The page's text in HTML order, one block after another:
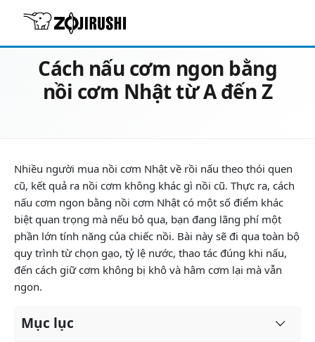
Cách nấu cơm ngon bằng
nồi cơm Nhật từ A đến Z
Nhiều người mua nồi cơm Nhật về rồi nấu theo thói quen
cũ, kết quả ra nồi cơm không khác gì nồi cũ. Thực ra, cách
nấu cơm ngon bằng nồi cơm Nhật có một số điểm khác
biệt quan trọng mà nếu bỏ qua, bạn đang lãng phí một
phần lớn tính năng của chiếc nồi. Bài này sẽ đi qua toàn bộ
quy trình từ chọn gạo, tỷ lệ nước, thao tác đúng khi nấu,
đến cách giữ cơm không bị khô và hâm cơm lại mà vẫn
ngon.
Mục lục